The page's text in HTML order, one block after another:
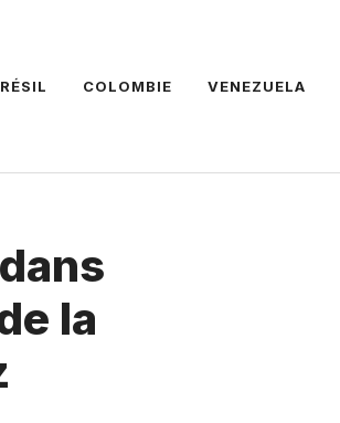
COLOMBIE VENEZUELA
la